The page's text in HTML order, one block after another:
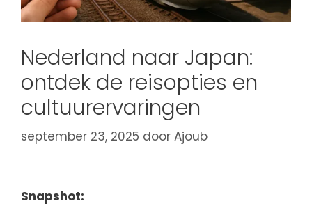
Nederland naar Japan:
ontdek de reisopties en
cultuurervaringen
september 23, 2025 door Ajoub
Snapshot: